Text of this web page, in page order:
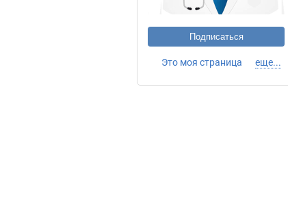
Подписаться
Это моя страница еще...